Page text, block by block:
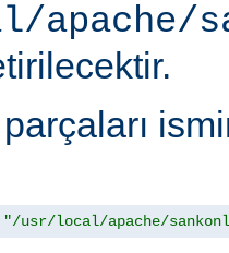
apache/
"/usr/local/apache/